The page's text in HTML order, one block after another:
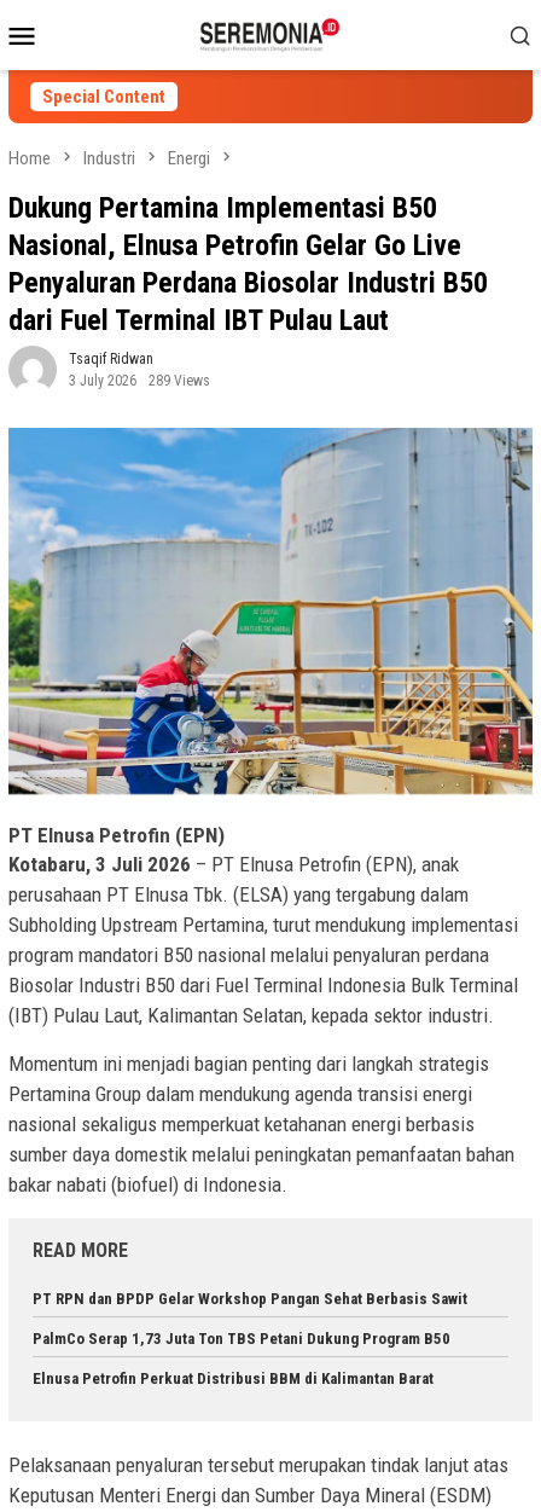
to
contentMenu
Special Content
Home Industri Energi
Dukung Pertamina Implementasi B50
Nasional, Elnusa Petrofin Gelar Go Live
Penyaluran Perdana Biosolar Industri B50
dari Fuel Terminal IBT Pulau Laut
Tsaqif Ridwan
3 July 2026
289 Views
PT Elnusa Petrofin (EPN)
Kotabaru, 3 Juli 2026 – PT Elnusa Petrofin (EPN), anak
perusahaan PT Elnusa Tbk. (ELSA) yang tergabung dalam
Subholding Upstream Pertamina, turut mendukung implementasi
program mandatori B50 nasional melalui penyaluran perdana
Biosolar Industri B50 dari Fuel Terminal Indonesia Bulk Terminal
(IBT) Pulau Laut, Kalimantan Selatan, kepada sektor industri.
Momentum ini menjadi bagian penting dari langkah strategis
Pertamina Group dalam mendukung agenda transisi energi
nasional sekaligus memperkuat ketahanan energi berbasis
sumber daya domestik melalui peningkatan pemanfaatan bahan
bakar nabati (biofuel) di Indonesia.
READ MORE
PT RPN dan BPDP Gelar Workshop Pangan Sehat Berbasis Sawit
PalmCo Serap 1,73 Juta Ton TBS Petani Dukung Program B50
Elnusa Petrofin Perkuat Distribusi BBM di Kalimantan Barat
Pelaksanaan penyaluran tersebut merupakan tindak lanjut atas
Keputusan Menteri Energi dan Sumber Daya Mineral (ESDM)